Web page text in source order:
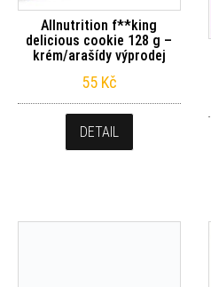
Allnutrition f**king
delicious cookie 128 g –
krém/arašídy výprodej
55 Kč
DETAIL